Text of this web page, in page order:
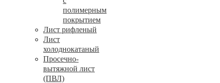
полимерным
покрытием
Лист рифленый
Лист
холоднокатаный
Просечно-
вытяжной лист
(ПВЛ)